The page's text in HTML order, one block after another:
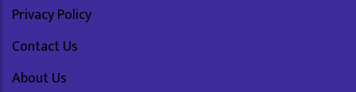
Privacy Policy
Contact Us
About Us